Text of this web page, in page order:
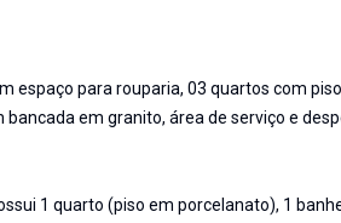
espaço para rouparia, 03 quartos com
em granito, área de serviço e
1 quarto (piso em porcelanato), 1